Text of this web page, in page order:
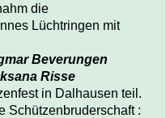
die
Lüchtringen mit
Beverungen
Risse
in Dalhausen teil.
Schützenbruderschaft :